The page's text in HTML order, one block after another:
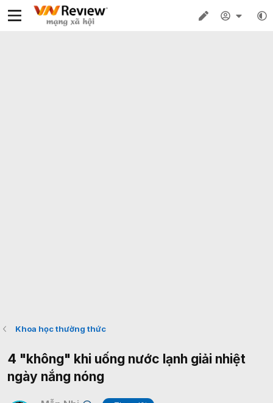
Khoa học thường thức
4 "không" khi uống nước lạnh giải nhiệt
ngày nắng nóng